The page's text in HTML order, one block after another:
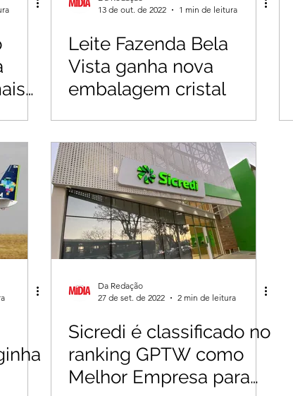
13 de out. de 2022
1 min de leitura
Leite Fazenda Bela
Vista ganha nova
embalagem cristal
Da Redação
27 de set. de 2022
2 min de leitura
Sicredi é classificado no
ranking GPTW como
Melhor Empresa para